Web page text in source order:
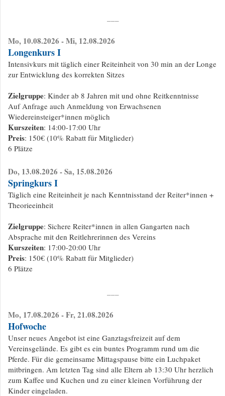
Mo, 10.08.2026 - Mi, 12.08.2026
Longenkurs I
Intensivkurs mit täglich einer Reiteinheit von 30 min an der Longe
zur Entwicklung des korrekten Sitzes
Zielgruppe: Kinder ab 8 Jahren mit und ohne Reitkenntnisse
Auf Anfrage auch Anmeldung von Erwachsenen
Wiedereinsteiger*innen möglich
Kurszeiten: 14:00-17:00 Uhr
Preis: 150€ (10% Rabatt für Mitglieder)
6 Plätze
Do, 13.08.2026 - Sa, 15.08.2026
Springkurs I
Täglich eine Reiteinheit je nach Kenntnisstand der Reiter*innen +
Theorieeinheit
Zielgruppe: Sichere Reiter*innen in allen Gangarten nach
Absprache mit den Reitlehrerinnen des Vereins
Kurszeiten: 17:00-20:00 Uhr
Preis: 150€ (10% Rabatt für Mitglieder)
6 Plätze
Mo, 17.08.2026 - Fr, 21.08.2026
Hofwoche
Unser neues Angebot ist eine Ganztagsfreizeit auf dem
Vereinsgelände. Es gibt es ein buntes Programm rund um die
Pferde. Für die gemeinsame Mittagspause bitte ein Luchpaket
mitbringen. Am letzten Tag sind alle Eltern ab 13:30 Uhr herzlich
zum Kaffee und Kuchen und zu einer kleinen Vorführung der
Kinder eingeladen.